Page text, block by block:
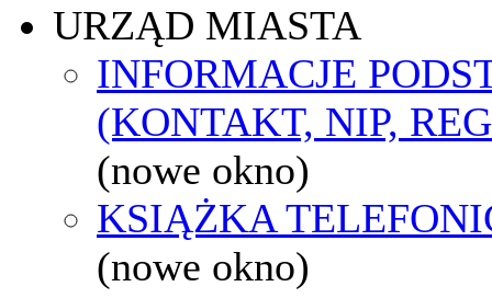
URZĄD MIASTA
INFORMACJE
(KONTAKT, NIP,
(nowe okno)
KSIĄŻKA
(nowe okno)